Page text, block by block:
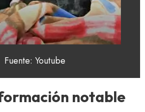
Fuente: Youtube
notable